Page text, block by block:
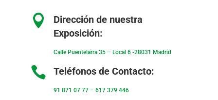

Dirección de nuestra
Exposición:
Calle Puentelarra 35 – Local 6 -28031 Madrid
 Teléfonos de Contacto:
91 871 07 77– 617 379 446